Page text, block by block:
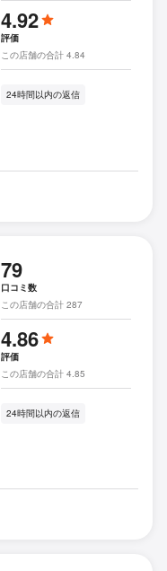
4.92
評価
この店舗の合計 4.84
24時間以内の返信
79
口コミ数
この店舗の合計 287
4.86
評価
この店舗の合計 4.85
24時間以内の返信